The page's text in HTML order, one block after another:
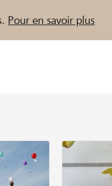
Pour en savoir plus